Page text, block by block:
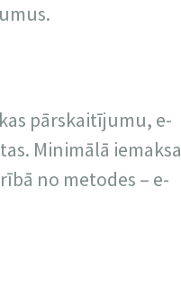
pārskaitījumu, e-
Minimālā iemaksa
no metodes – e-